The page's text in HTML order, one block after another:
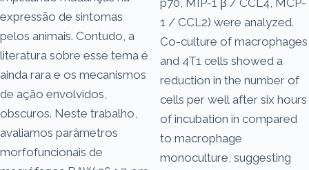
expressão de sintomas
pelos animais. Contudo, a
literatura sobre esse tema é
ainda rara e os mecanismos
de ação envolvidos,
obscuros. Neste trabalho,
avaliamos parâmetros
morfofuncionais de
1 / CCL2) were analyzed.
Co-culture of macrophages
and 4T1 cells showed a
reduction in the number of
cells per well after six hours
of incubation in compared
to macrophage
monoculture, suggesting